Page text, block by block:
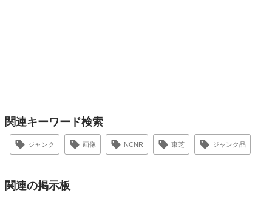
関連キーワード検索
ジャンク 画像 NCNR 東芝 ジャンク品
関連の掲示板